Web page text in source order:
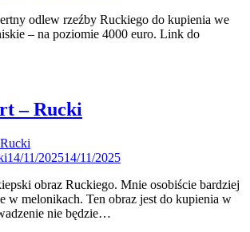
odlew rzeźby Ruckiego do kupienia we
– na poziomie 4000 euro. Link do
– Rucki
14/11/202514/11/2025
obraz Ruckiego. Mnie osobiście bardziej
w melonikach. Ten obraz jest do kupienia w
nie będzie…